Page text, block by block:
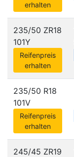
erhalten
235/50 ZR18
101Y
Reifenpreis
erhalten
235/50 R18
101V
Reifenpreis
erhalten
245/45 ZR19